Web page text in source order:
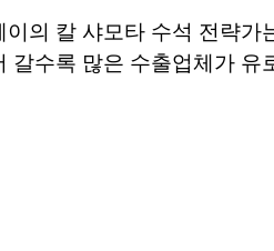
의 칼 샤모타 수석 전략
갈수록 많은 수출업체가 유